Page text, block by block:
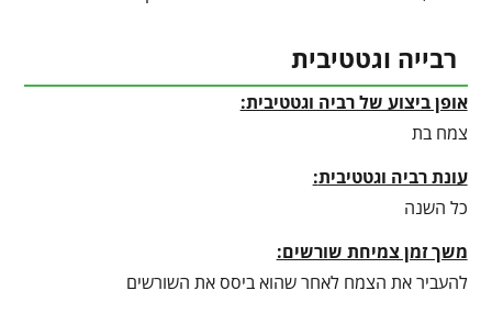
רבייה וגטטיבית
אופן ביצוע של רביה וגטטיבית:
צמח בת
עונת רביה וגטטיבית:
כל השנה
משך זמן צמיחת שורשים:
להעביר את הצמח לאחר שהוא ביסס את השורשים